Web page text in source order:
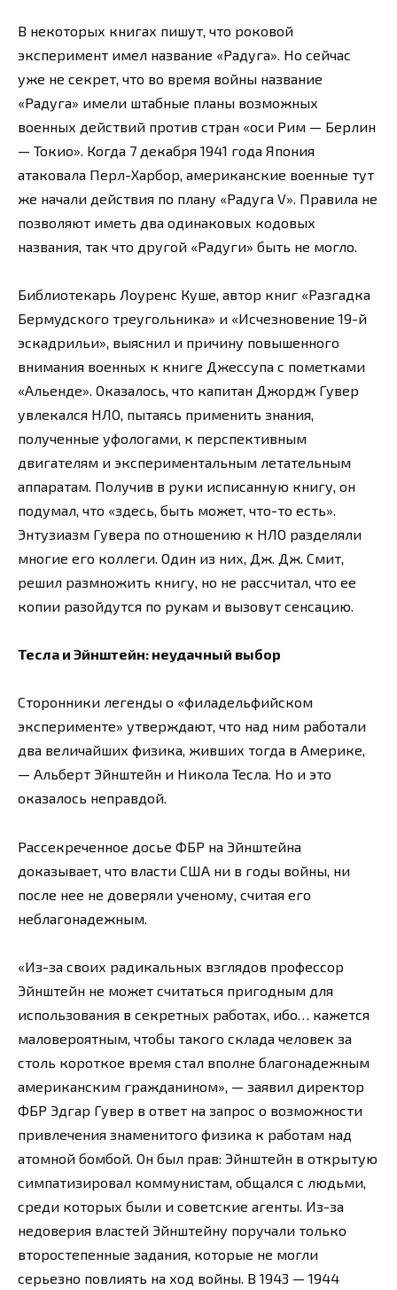
В некоторых книгах пишут, что роковой
эксперимент имел название «Радуга». Но сейчас
уже не секрет, что во время войны название
«Радуга» имели штабные планы возможных
военных действий против стран «оси Рим — Берлин
— Токио». Когда 7 декабря 1941 года Япония
атаковала Перл-Харбор, американские военные тут
же начали действия по плану «Радуга V». Правила не
позволяют иметь два одинаковых кодовых
названия, так что другой «Радуги» быть не могло.
Библиотекарь Лоуренс Куше, автор книг «Разгадка
Бермудского треугольника» и «Исчезновение 19-й
эскадрильи», выяснил и причину повышенного
внимания военных к книге Джессупа с пометками
«Альенде». Оказалось, что капитан Джордж Гувер
увлекался НЛО, пытаясь применить знания,
полученные уфологами, к перспективным
двигателям и экспериментальным летательным
аппаратам. Получив в руки исписанную книгу, он
подумал, что «здесь, быть может, что-то есть».
Энтузиазм Гувера по отношению к НЛО разделяли
многие его коллеги. Один из них, Дж. Дж. Смит,
решил размножить книгу, но не рассчитал, что ее
копии разойдутся по рукам и вызовут сенсацию.
Тесла и Эйнштейн: неудачный выбор
Сторонники легенды о «филадельфийском
эксперименте» утверждают, что над ним работали
два величайших физика, живших тогда в Америке,
— Альберт Эйнштейн и Никола Тесла. Но и это
оказалось неправдой.
Рассекреченное досье ФБР на Эйнштейна
доказывает, что власти США ни в годы войны, ни
после нее не доверяли ученому, считая его
неблагонадежным.
«Из-за своих радикальных взглядов профессор
Эйнштейн не может считаться пригодным для
использования в секретных работах, ибо… кажется
маловероятным, чтобы такого склада человек за
столь короткое время стал вполне благонадежным
американским гражданином», — заявил директор
ФБР Эдгар Гувер в ответ на запрос о возможности
привлечения знаменитого физика к работам над
атомной бомбой. Он был прав: Эйнштейн в открытую
симпатизировал коммунистам, общался с людьми,
среди которых были и советские агенты. Из-за
недоверия властей Эйнштейну поручали только
второстепенные задания, которые не могли
серьезно повлиять на ход войны. В 1943 — 1944